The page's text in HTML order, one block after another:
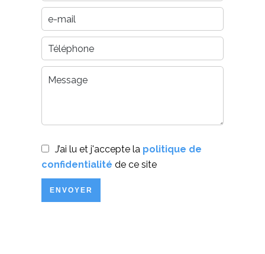
J’ai lu et j'accepte la politique de
confidentialité de ce site
ENVOYER